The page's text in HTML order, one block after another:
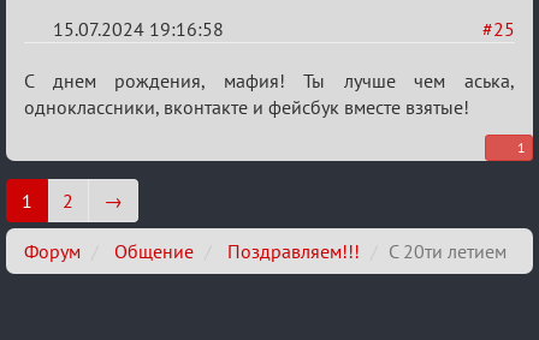
#25
15.07.2024 19:16:58
Re:
С
летием
С днем рождения, мафия! Ты лучше чем аська,
одноклассники, вконтакте и фейсбук вместе взятые!
1
1 2 →
Форум Общение Поздравляем!!! С 20ти летием